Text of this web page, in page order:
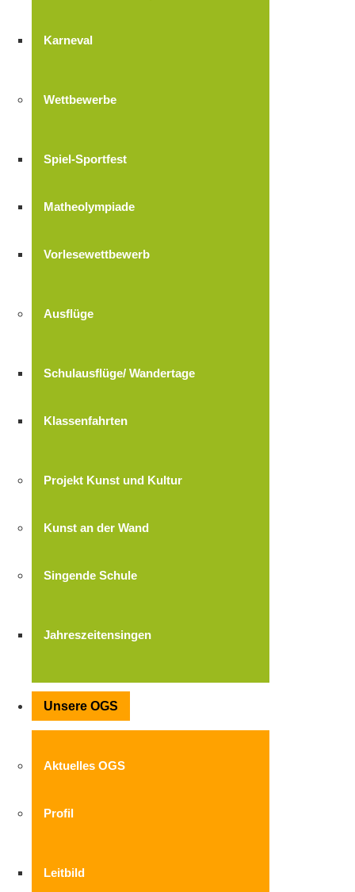
Karneval
Wettbewerbe
Spiel-Sportfest
Matheolympiade
Vorlesewettbewerb
Ausflüge
Schulausflüge/ Wandertage
Klassenfahrten
Projekt Kunst und Kultur
Kunst an der Wand
Singende Schule
Jahreszeitensingen
Unsere OGS
Aktuelles OGS
Profil
Leitbild